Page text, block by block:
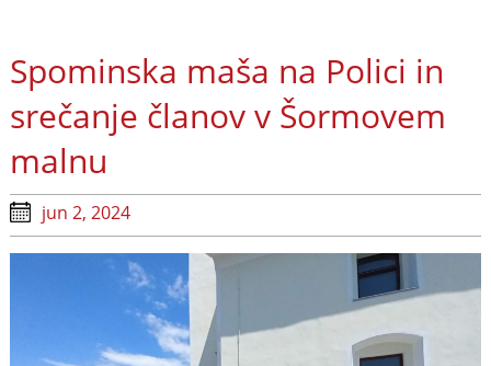
Spominska maša na Polici in
srečanje članov v Šormovem
malnu
jun 2, 2024